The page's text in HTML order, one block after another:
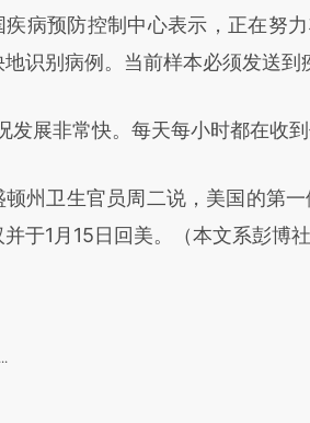
预防控制中心表示，正在努力
识别病例。当前样本必须发送到
展非常快。每天每小时都在收到
卫生官员周二说，美国的第一
于1月15日回美。（本文系彭博社